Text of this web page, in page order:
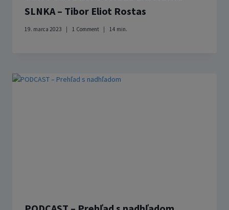
SLNKA – Tibor Eliot Rostas
19. marca 2023 1 Comment 14 min.